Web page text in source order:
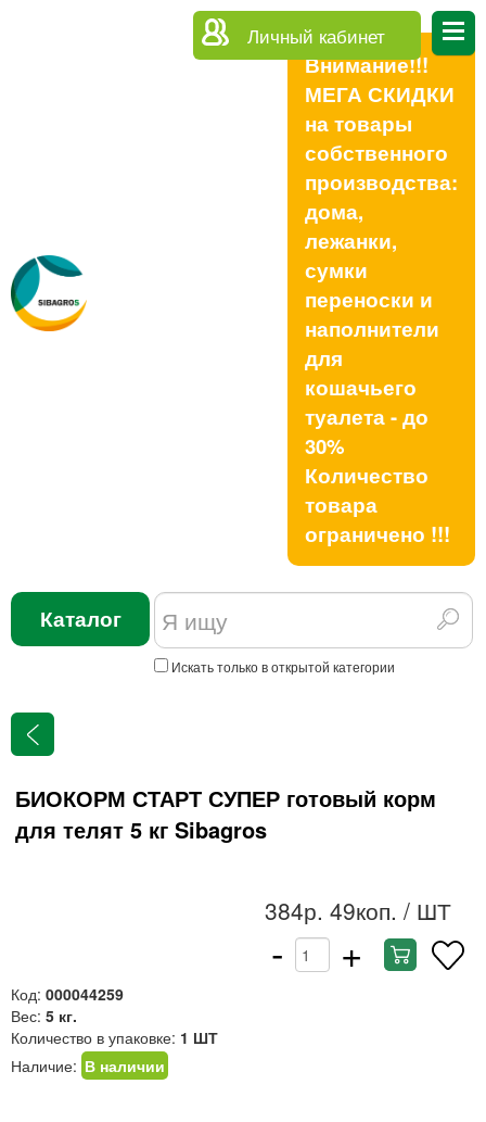
Личный кабинет
Внимание!!!
МЕГА СКИДКИ
на товары
собственного
производства:
дома,
лежанки,
сумки
переноски и
наполнители
для
кошачьего
туалета - до
30%
Количество
товара
ограничено !!!
Каталог
Искать только в открытой категории
БИОКОРМ СТАРТ СУПЕР готовый корм
для телят 5 кг Sibagros
384р. 49коп. / ШТ
- +
Код: 000044259
Вес: 5 кг.
Количество в упаковке: 1 ШТ
Наличие: В наличии